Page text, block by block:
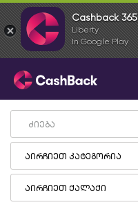
აირჩიეთ კატეგორია
აირჩიეთ ქალაქი
Cashback 365
Liberty
In Google Play